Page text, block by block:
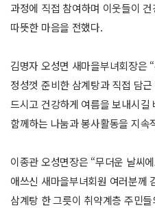
과정에 직접 참여하며 이웃들이
따뜻한 마음을 전했다.
김명자 오성면 새마을부녀회장은
정성껏 준비한 삼계탕과 직접 담
드시고 건강하게 여름을 보내시
함께하는 나눔과 봉사활동을 지속
이종관 오성면장은 “무더운 날씨
애쓰신 새마을부녀회원 여러분께
삼계탕 한 그릇이 취약계층 주민